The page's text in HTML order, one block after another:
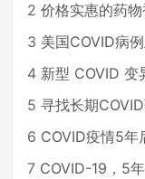
2 价格实惠的药
3 美国COVID病
4 新型 COVID 变异株
5 寻找长期
6 COVID疫情5年
7 COVID-19，5